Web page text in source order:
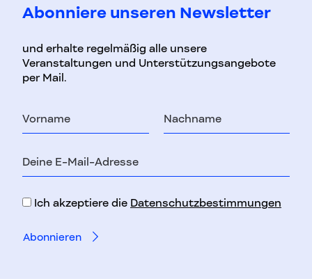
Abonniere unseren Newsletter
und erhalte regelmäßig alle unsere
Veranstaltungen und Unterstützungsangebote
per Mail.
Nachname
Mail-
Ich akzeptiere die Datenschutzbestimmungen